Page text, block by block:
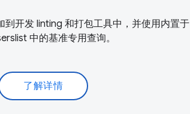
到开发 linting 和打包工具中，并使用内置于
中的基准专用查询。
了解详情